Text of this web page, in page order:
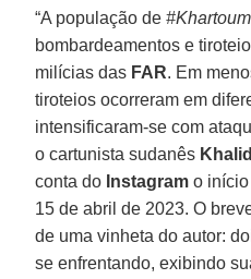
“A população de#Khartoum
bombardeamentos e
milícias das FAR. Em
tiroteios ocorreram em
intensificaram-se com
o cartunista sudanês
conta do Instagram o
15 de abril de 2023. O
de uma vinheta do autor:
se enfrentando, exibindo